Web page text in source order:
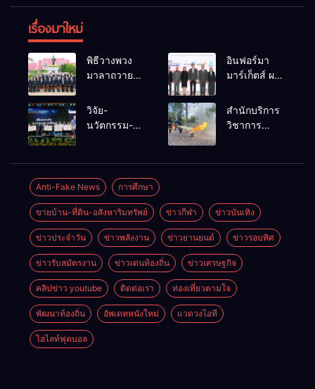
เรื่องมาใหม่
พิธีวางพวง
มาลาถวาย
เนื่องในวันรพี
ประจำปี
ฟุตบอลวันรพี
เพื่อเชื่อม
ความสัมพันธ์
อันดีของ
หน่วยงานใน
กระบวนการ
ยุติธรรม
อินฟอร์มา
มาร์เก็ตส์ ผนึก
ธุรกิจท่อง
เที่ยว-บริการ
Thailand
สร้างโอกาส
ธุรกิจครบ
วงจร ด้วยครับ
วิจัย-
นวัตกรรม-
ไทย และพลัง
ขับเคลื่อน
เศรษฐกิจ
ประเทศ
สำนักบริการ
วิชาการ
ศักยภาพเจ้า
หน้าที่ท้องถิ่น
รับมืออัคคีภัย
ตามมาตรฐาน
สากล
Anti-Fake News การศึกษา
ขายบ้าน-ที่ดิน-อสังหาริมทรัพย์ ข่าวกีฬา ข่าวบันเทิง
ข่าวประจำวัน ข่าวพลังงาน ข่าวยานยนต์ ข่าวรอบทิศ
ข่าวรับสมัตรงาน ข่าวเด่นท้องถิ่น ข่าวเศรษฐกิจ
คลิปข่าว youtube ติดต่อเรา ท่องเที่ยวตามใจ
พัฒนาท้องถิ่น อัพเดทหนังใหม่ แวดวงไอที
ไฮไลท์ฟุตบอล